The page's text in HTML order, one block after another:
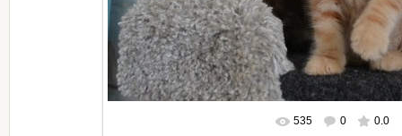
В реальном размере 795x530
535 0 0.0